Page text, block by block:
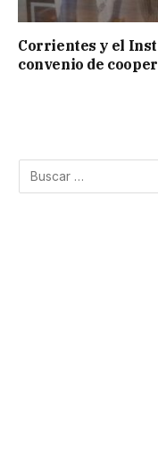
Corrientes y el
convenio de